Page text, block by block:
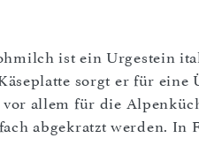
ist ein Urgestein
sorgt er für
vor allem für die
abgekratzt werden. In